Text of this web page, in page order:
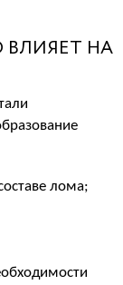
ВЛИЯЕТ НА
лома;